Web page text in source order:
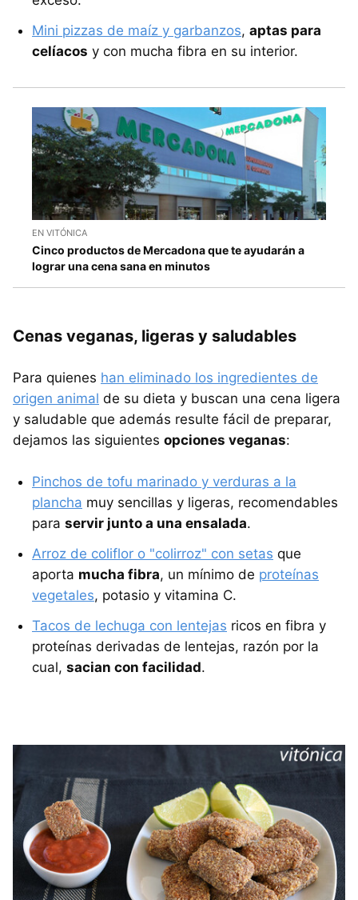
Mini pizzas de maíz y garbanzos, aptas para
celíacos y con mucha fibra en su interior.
EN VITÓNICA
Cinco productos de Mercadona que te ayudarán a
lograr una cena sana en minutos
Cenas veganas, ligeras y saludables
Para quienes han eliminado los ingredientes de
origen animal de su dieta y buscan una cena ligera
y saludable que además resulte fácil de preparar,
dejamos las siguientes opciones veganas:
Pinchos de tofu marinado y verduras a la
plancha muy sencillas y ligeras, recomendables
para servir junto a una ensalada.
Arroz de coliflor o "colirroz" con setas que
aporta mucha fibra, un mínimo de proteínas
vegetales, potasio y vitamina C.
Tacos de lechuga con lentejas ricos en fibra y
proteínas derivadas de lentejas, razón por la
cual, sacian con facilidad.